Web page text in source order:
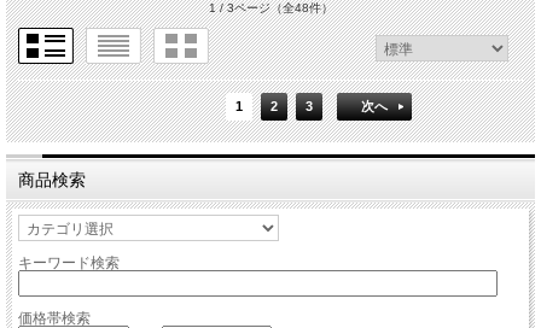
1 / 3ページ（全48件）
1 2 3 次へ
商品検索
キーワード検索
価格帯検索